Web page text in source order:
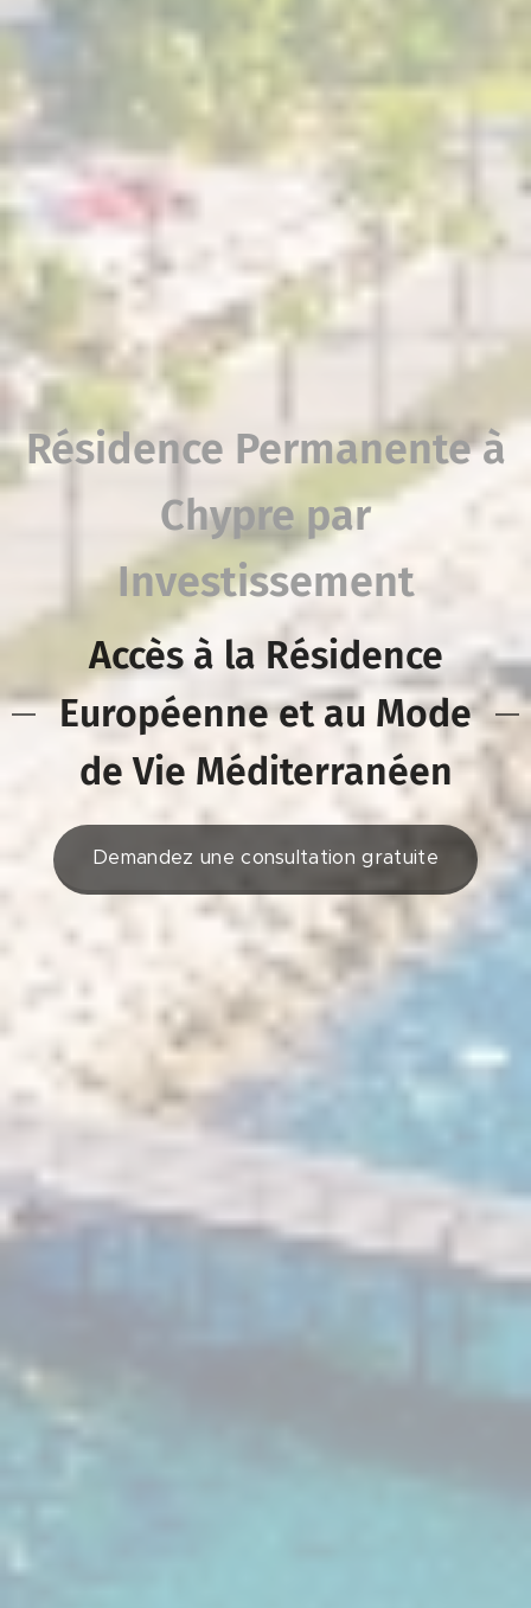
Résidence Permanente à
Chypre par
Investissement
Accès à la Résidence
Européenne et au Mode
de Vie Méditerranéen
Demandez une consultation gratuite